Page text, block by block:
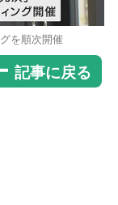
を順次開催
記事に戻る